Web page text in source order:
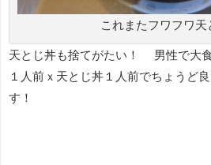
これまたフワフワ天
天とじ丼も捨てがたい！ 男性で大
１人前ｘ天とじ丼１人前でちょうど
す！